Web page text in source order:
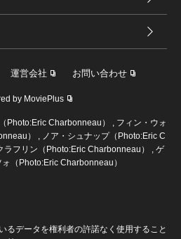
運営会社 お問い合わせ
by MoviePlus
Photo:Eric Charbonneau） , フィン・ウォ
） , ノア・シュナップ（Photo:Eric C
フリン（Photo:Eric Charbonneau） , ゲ
（Photo:Eric Charbonneau）
るデータを権利者の許諾なく使用すること